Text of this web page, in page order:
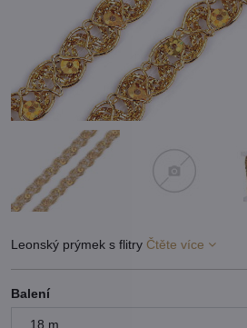
Leonský prýmek s flitry Čtěte více
Balení